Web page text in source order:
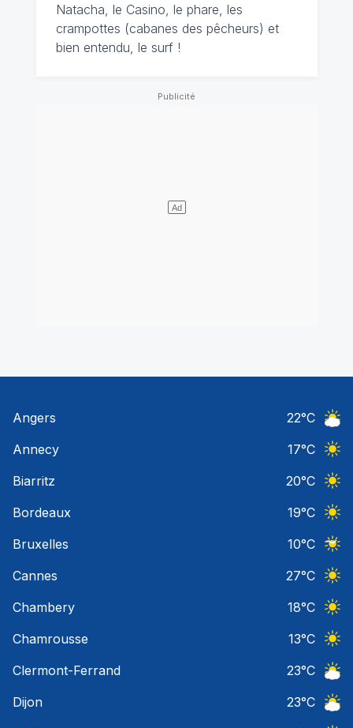
Natacha, le Casino, le phare, les
crampottes (cabanes des pêcheurs) et
bien entendu, le surf !
Angers 22°C
Annecy
17°C
Biarritz
20°C
Bordeaux
19°C
Bruxelles
10°C
Cannes
27°C
Chambery
18°C
Chamrousse
13°C
Clermont-Ferrand
23°C
Dijon
23°C